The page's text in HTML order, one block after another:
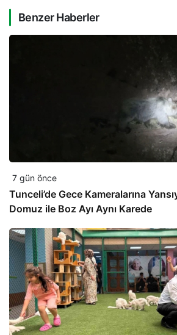
Benzer Haberler
7 gün önce
Tunceli’de Gece Kameralarına
Domuz ile Boz Ayı Aynı Karede